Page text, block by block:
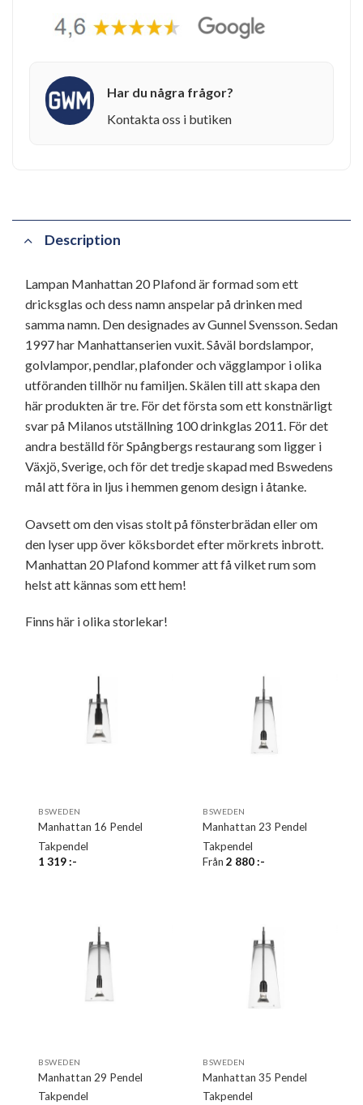
Har du några frågor?
Kontakta oss i butiken
Description
Lampan Manhattan 20 Plafond är formad som ett
dricksglas och dess namn anspelar på drinken med
samma namn. Den designades av Gunnel Svensson. Sedan
1997 har Manhattanserien vuxit. Såväl bordslampor,
golvlampor, pendlar, plafonder och vägglampor i olika
utföranden tillhör nu familjen. Skälen till att skapa den
här produkten är tre. För det första som ett konstnärligt
svar på Milanos utställning 100 drinkglas 2011. För det
andra beställd för Spångbergs restaurang som ligger i
Växjö, Sverige, och för det tredje skapad med Bswedens
mål att föra in ljus i hemmen genom design i åtanke.
Oavsett om den visas stolt på fönsterbrädan eller om
den lyser upp över köksbordet efter mörkrets inbrott.
Manhattan 20 Plafond kommer att få vilket rum som
helst att kännas som ett hem!
Finns här i olika storlekar!
BSWEDEN
Manhattan 16 Pendel
Takpendel
1 319:-
BSWEDEN
Manhattan 23 Pendel
Takpendel
Från2 880:-
BSWEDEN
Manhattan 29 Pendel
Takpendel
BSWEDEN
Manhattan 35 Pendel
Takpendel